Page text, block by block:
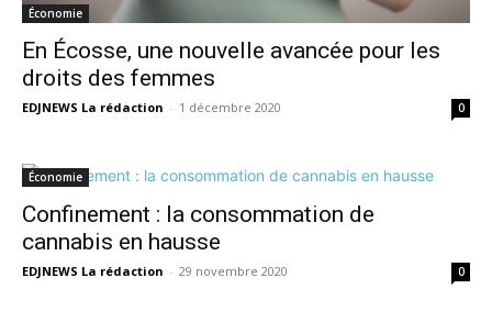
Économie
En Écosse, une nouvelle avancée pour les
droits des femmes
EDJNEWS La rédaction - 1 décembre 2020 0
Économie
Confinement : la consommation de
cannabis en hausse
EDJNEWS La rédaction - 29 novembre 2020 0